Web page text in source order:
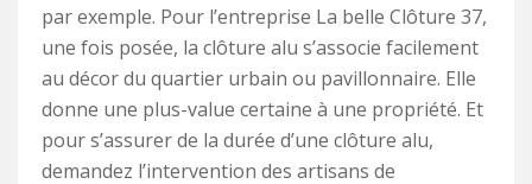
par exemple. Pour l’entreprise La belle Clôture 37,
une fois posée, la clôture alu s’associe facilement
au décor du quartier urbain ou pavillonnaire. Elle
donne une plus-value certaine à une propriété. Et
pour s’assurer de la durée d’une clôture alu,
demandez l’intervention des artisans de